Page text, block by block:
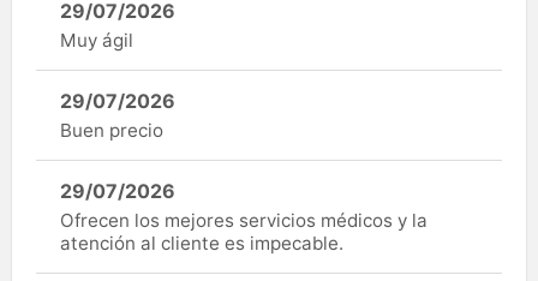
29/07/2026
Muy ágil
29/07/2026
Buen precio
29/07/2026
Ofrecen los mejores servicios médicos y la
atención al cliente es impecable.